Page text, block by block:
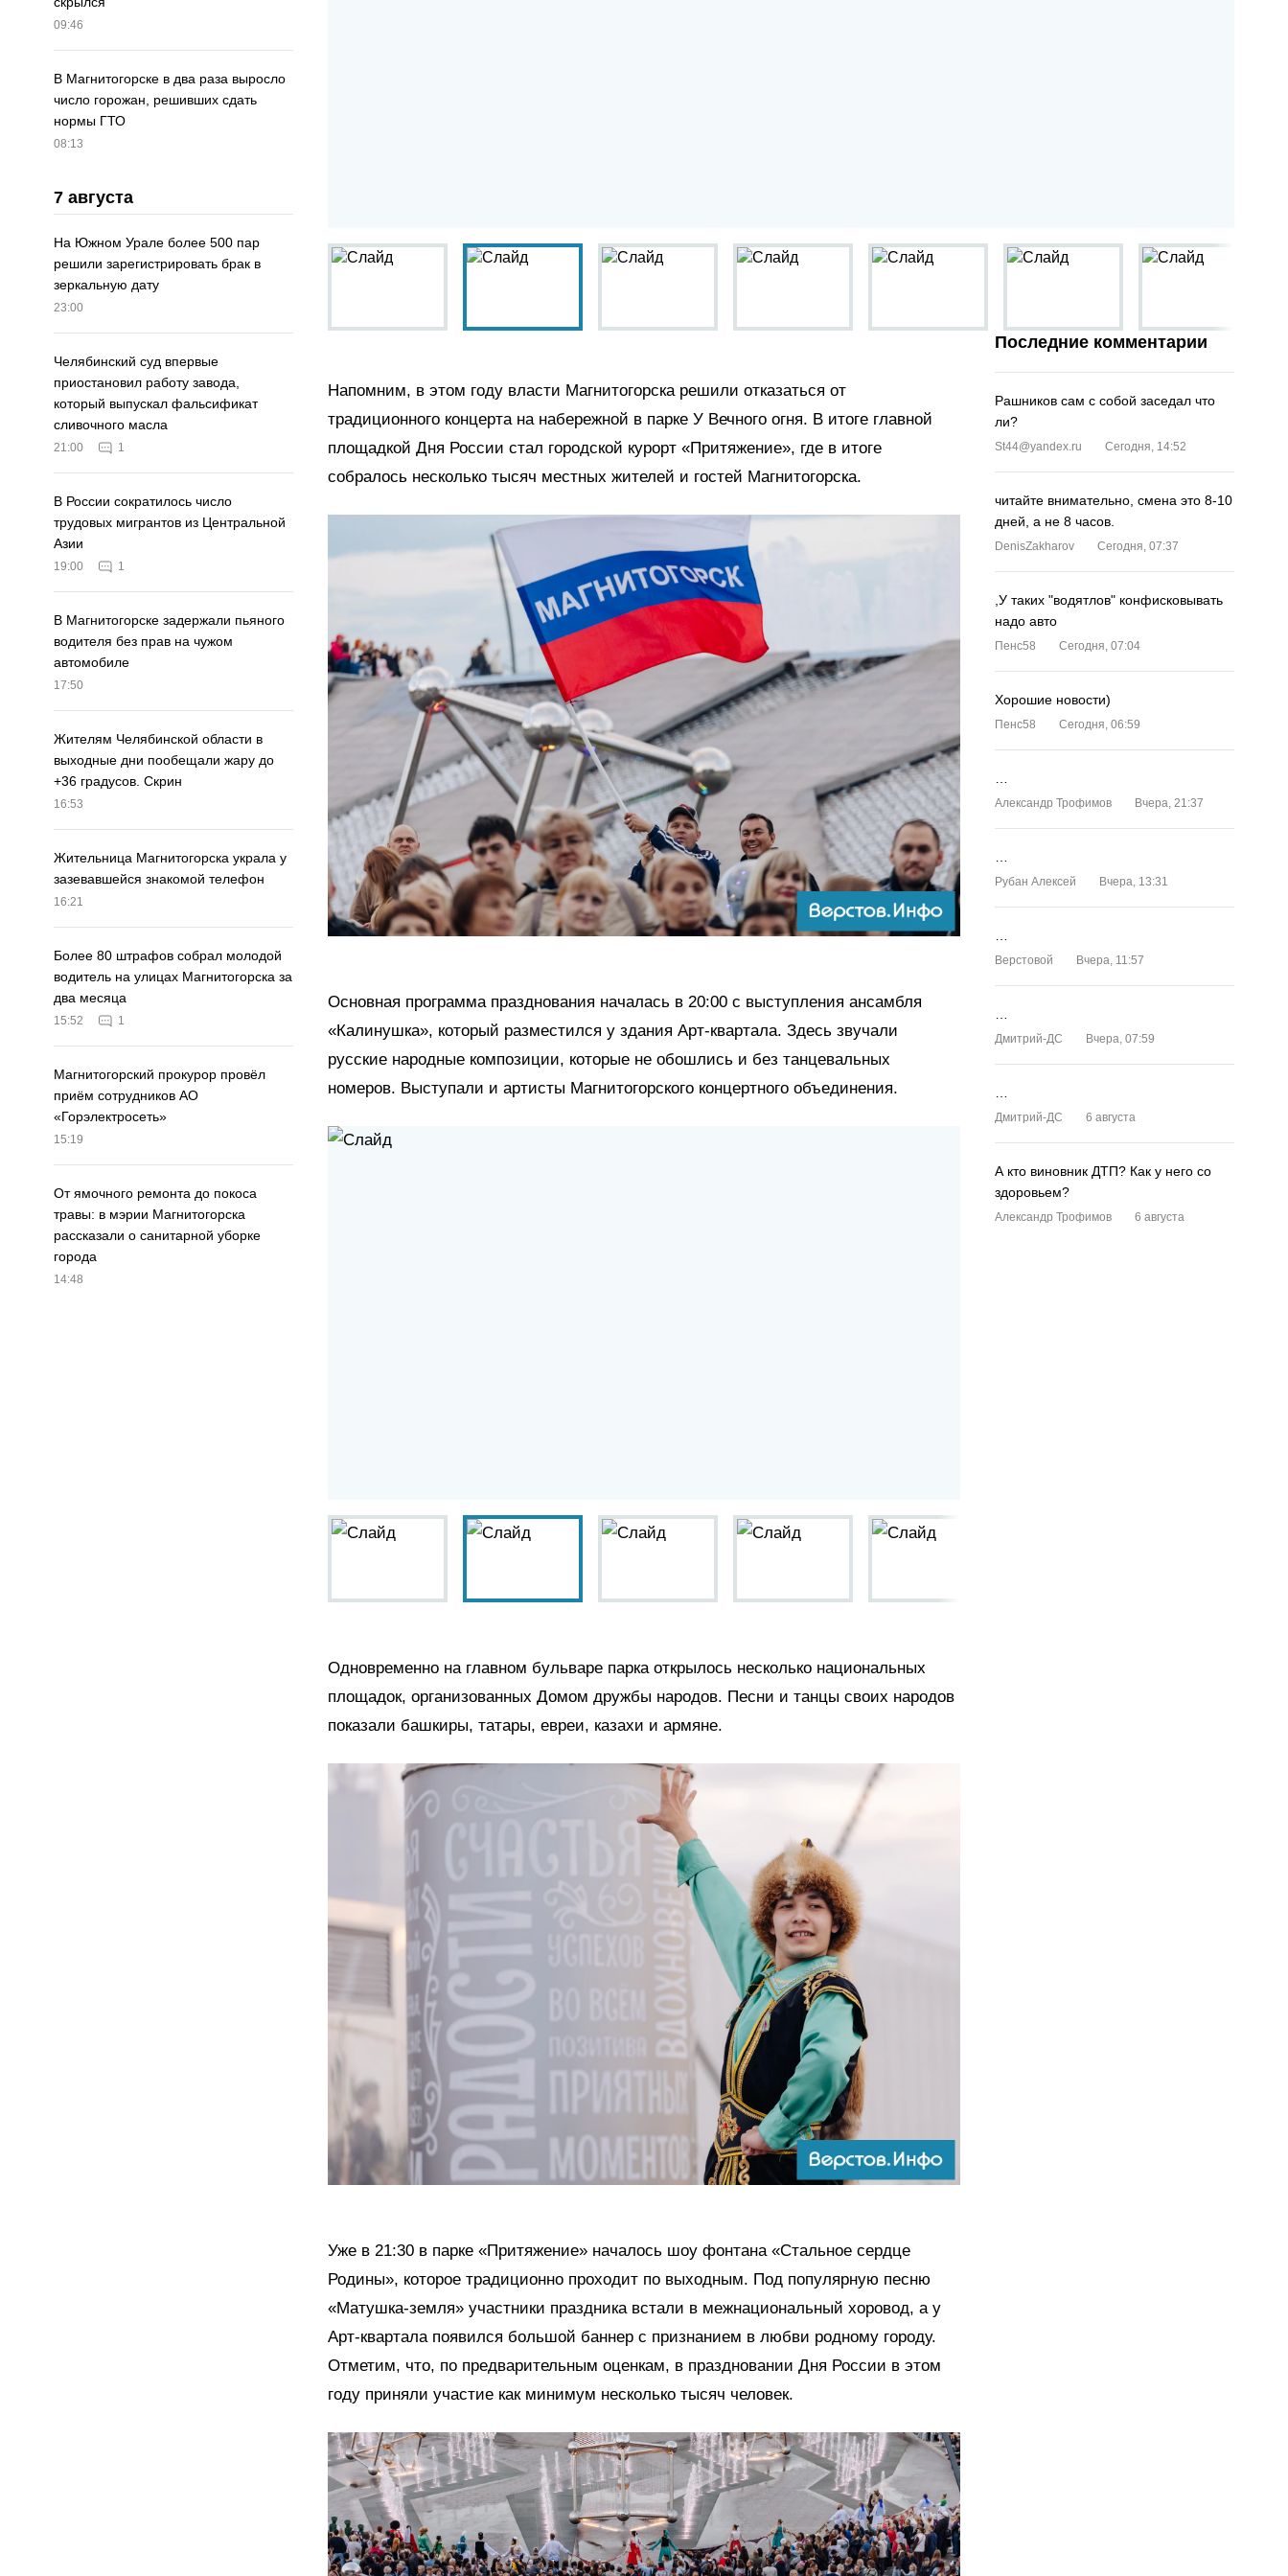
09:46
В Магнитогорске в два раза выросло
число горожан, решивших сдать
нормы ГТО
08:13
7 августа
На Южном Урале более 500 пар
решили зарегистрировать брак в
зеркальную дату
23:00
Челябинский суд впервые
приостановил работу завода,
который выпускал фальсификат
сливочного масла
21:00 1
В России сократилось число
трудовых мигрантов из Центральной
Азии
19:00 1
В Магнитогорске задержали пьяного
водителя без прав на чужом
автомобиле
17:50
Жителям Челябинской области в
выходные дни пообещали жару до
+36 градусов. Скрин
16:53
Жительница Магнитогорска украла у
зазевавшейся знакомой телефон
16:21
Более 80 штрафов собрал молодой
водитель на улицах Магнитогорска за
два месяца
15:52 1
Магнитогорский прокурор провёл
приём сотрудников АО
«Горэлектросеть»
15:19
От ямочного ремонта до покоса
травы: в мэрии Магнитогорска
рассказали о санитарной уборке
города
14:48
Напомним, в этом году власти Магнитогорска решили отказаться от
традиционного концерта на набережной в парке У Вечного огня. В итоге главной
площадкой Дня России стал городской курорт «Притяжение», где в итоге
собралось несколько тысяч местных жителей и гостей Магнитогорска.
Основная программа празднования началась в 20:00 с выступления ансамбля
«Калинушка», который разместился у здания Арт-квартала. Здесь звучали
русские народные композиции, которые не обошлись и без танцевальных
номеров. Выступали и артисты Магнитогорского концертного объединения.
Одновременно на главном бульваре парка открылось несколько национальных
площадок, организованных Домом дружбы народов. Песни и танцы своих народов
показали башкиры, татары, евреи, казахи и армяне.
Уже в 21:30 в парке «Притяжение» началось шоу фонтана «Стальное сердце
Родины», которое традиционно проходит по выходным. Под популярную песню
«Матушка-земля» участники праздника встали в межнациональный хоровод, а у
Арт-квартала появился большой баннер с признанием в любви родному городу.
Отметим, что, по предварительным оценкам, в праздновании Дня России в этом
году приняли участие как минимум несколько тысяч человек.
Последние комментарии
Рашников сам с собой заседал что
ли?
St44@yandex.ru Сегодня, 14:52
читайте внимательно, смена это 8-10
дней, а не 8 часов.
DenisZakharov Сегодня, 07:37
,У таких "водятлов" конфисковывать
надо авто
Пенс58 Сегодня, 07:04
Хорошие новости)
Пенс58 Сегодня, 06:59
Александр Трофимов Вчера, 21:37
Рубан Алексей Вчера, 13:31
Верстовой Вчера, 11:57
Дмитрий-ДС Вчера, 07:59
Дмитрий-ДС 6 августа
А кто виновник ДТП? Как у него со
здоровьем?
Александр Трофимов 6 августа